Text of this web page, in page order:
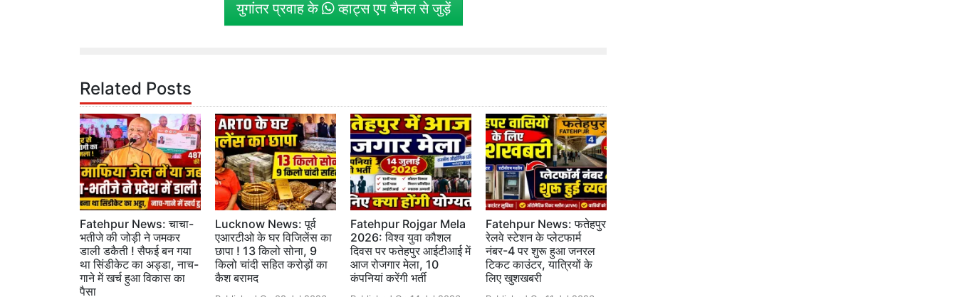
युगांतर प्रवाह के व्हाट्स एप चैनल से जुड़ें
Related Posts
Fatehpur News: चाचा-
भतीजे की जोड़ी ने जमकर
डाली डकैती ! सैफई बन गया
था सिंडीकेट का अड्डा, नाच-
गाने में खर्च हुआ विकास का
पैसा
Lucknow News: पूर्व
एआरटीओ के घर विजिलेंस का
छापा ! 13 किलो सोना, 9
किलो चांदी सहित करोड़ों का
कैश बरामद
Fatehpur Rojgar Mela
2026: विश्व युवा कौशल
दिवस पर फतेहपुर आईटीआई में
आज रोजगार मेला, 10
कंपनियां करेंगी भर्ती
Fatehpur News: फतेहपुर
रेलवे स्टेशन के प्लेटफार्म
नंबर-4 पर शुरू हुआ जनरल
टिकट काउंटर, यात्रियों के
लिए खुशखबरी